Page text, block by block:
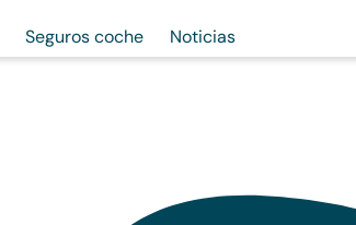
Seguros coche Noticias